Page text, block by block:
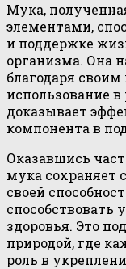
Мука,
элементами,
и поддержке
организма. Она
благодаря
использование
доказывает
компонента в
Оказавшись
мука сохраняет
своей
способствовать
здоровья. Это
природой, где
роль в